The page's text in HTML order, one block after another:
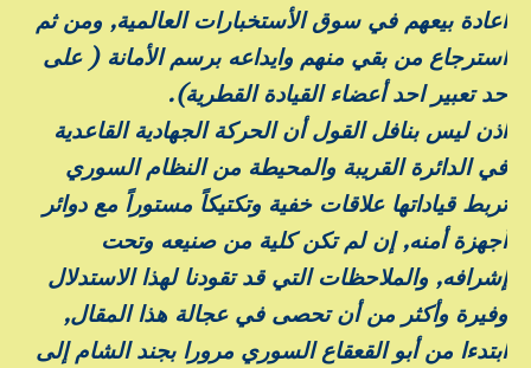
اعادة بيعهم في سوق الأستخبارات العالمية, ومن ثم
استرجاع من بقي منهم وايداعه برسم الأمانة ( على
حد تعبير احد أعضاء القيادة القطرية).
اذن ليس بنافل القول أن الحركة الجهادية القاعدية
في الدائرة القريبة والمحيطة من النظام السوري
تربط قياداتها علاقات خفية وتكتيكاً مستوراً مع دوائر
أجهزة أمنه, إن لم تكن كلية من صنيعه وتحت
إشرافه, والملاحظات التي قد تقودنا لهذا الاستدلال
وفيرة وأكثر من أن تحصى في عجالة هذا المقال,
ابتدءا من أبو القعقاع السوري مرورا بجند الشام إلى